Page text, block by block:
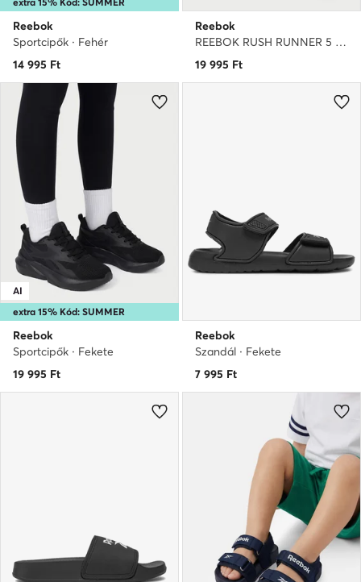
Reebok
Sportcipők · Fehér
14 995 Ft
Reebok
REEBOK RUSH RUNNER 5 IF7925 · Futócipő
19 995 Ft
extra 15% Kód: SUMMER
AI
Reebok
Sportcipők · Fekete
19 995 Ft
Reebok
Szandál · Fekete
7 995 Ft